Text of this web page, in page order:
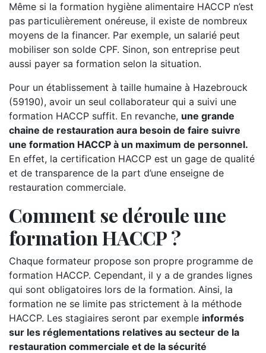
Même si la formation hygiène alimentaire HACCP n’est
pas particulièrement onéreuse, il existe de nombreux
moyens de la financer. Par exemple, un salarié peut
mobiliser son solde CPF. Sinon, son entreprise peut
aussi payer sa formation selon la situation.
Pour un établissement à taille humaine à Hazebrouck
(59190), avoir un seul collaborateur qui a suivi une
formation HACCP suffit. En revanche, une grande
chaine de restauration aura besoin de faire suivre
une formation HACCP à un maximum de personnel.
En effet, la certification HACCP est un gage de qualité
et de transparence de la part d’une enseigne de
restauration commerciale.
Comment se déroule une
formation HACCP ?
Chaque formateur propose son propre programme de
formation HACCP. Cependant, il y a de grandes lignes
qui sont obligatoires lors de la formation. Ainsi, la
formation ne se limite pas strictement à la méthode
HACCP. Les stagiaires seront par exemple informés
sur les réglementations relatives au secteur de la
restauration commerciale et de la sécurité